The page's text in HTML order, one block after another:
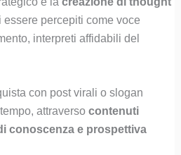
essere percepiti come voce
interpreti affidabili del
con post virali o slogan
attraverso contenuti
conoscenza e prospettiva